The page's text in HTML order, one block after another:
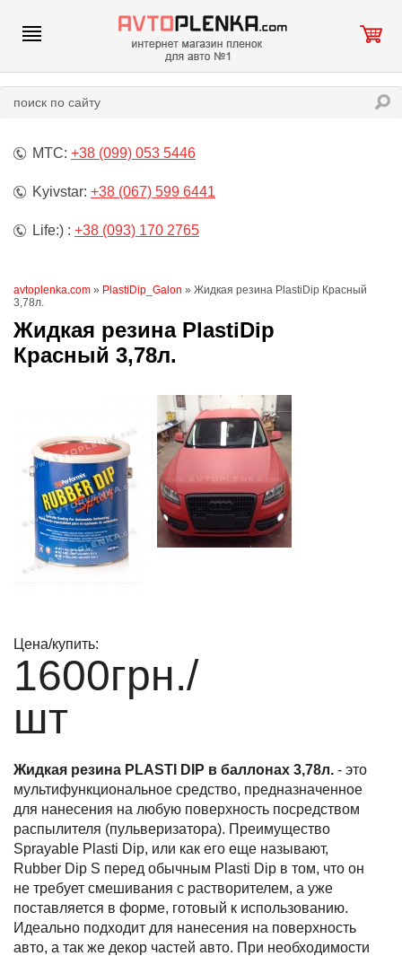
МТС: +38 (099) 053 5446
Kyivstar: +38 (067) 599 6441
Life:) : +38 (093) 170 2765
avtoplenka.com » PlastiDip_Galon » Жидкая резина PlastiDip Красный
3,78л.
Жидкая резина PlastiDip
Красный 3,78л.
Цена/купить:
1600грн./
шт
Жидкая резина PLASTI DIP в баллонах 3,78л. - это
мультифункциональное средство, предназначенное
для нанесения на любую поверхность посредством
распылителя (пульверизатора). Преимущество
Sprayable Plasti Dip, или как его еще называют,
Rubber Dip S перед обычным Plasti Dip в том, что он
не требует смешивания с растворителем, а уже
поставляется в форме, готовый к использованию.
Идеально подходит для нанесения на поверхность
авто, а так же декор частей авто. При необходимости